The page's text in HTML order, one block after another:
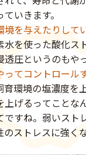
いきます。
を与えたりして
水を使った酸化ス
圧というのもや
てコントロール
育環境の塩濃度を
上げるってことな
ですね。弱いスト
のストレスに強く